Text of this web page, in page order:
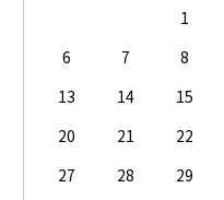
1
6
7 8
13
14 15
20
21 22
27
28 29